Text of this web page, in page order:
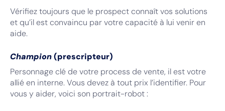
Vérifiez toujours que le prospect connaît vos solutions
et qu’il est convaincu par votre capacité à lui venir en
aide.
Champion(prescripteur)
Personnage clé de votre process de vente, il est votre
allié en interne. Vous devez à tout prix l’identifier. Pour
vous y aider, voici son portrait-robot :